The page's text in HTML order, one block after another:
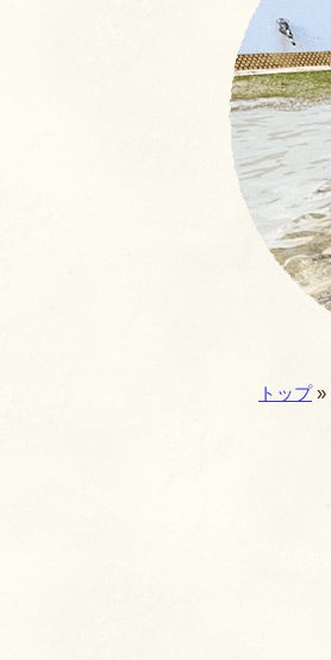
現在地:
トップ»